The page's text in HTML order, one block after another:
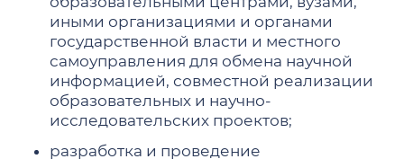
иными организациями и органами
государственной власти и местного
самоуправления для обмена научной
информацией, совместной реализации
образовательных и научно-
исследовательских проектов;
разработка и проведение